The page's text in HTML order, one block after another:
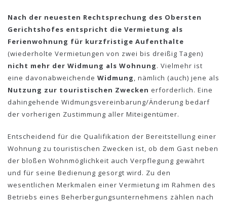
Nach der neuesten Rechtsprechung des Obersten
Gerichtshofes entspricht die Vermietung als
Ferienwohnung für kurzfristige Aufenthalte
(wiederholte Vermietungen von zwei bis dreißig Tagen)
nicht mehr der Widmung als Wohnung. Vielmehr ist
eine davonabweichende Widmung , nämlich (auch) jene als
Nutzung zur touristischen Zwecken erforderlich. Eine
dahingehende Widmungsvereinbarung/Änderung bedarf
der vorherigen Zustimmung aller Miteigentümer.
Entscheidend für die Qualifikation der Bereitstellung einer
Wohnung zu touristischen Zwecken ist, ob dem Gast neben
der bloßen Wohnmöglichkeit auch Verpflegung gewährt
und für seine Bedienung gesorgt wird. Zu den
wesentlichen Merkmalen einer Vermietung im Rahmen des
Betriebs eines Beherbergungsunternehmens zählen nach